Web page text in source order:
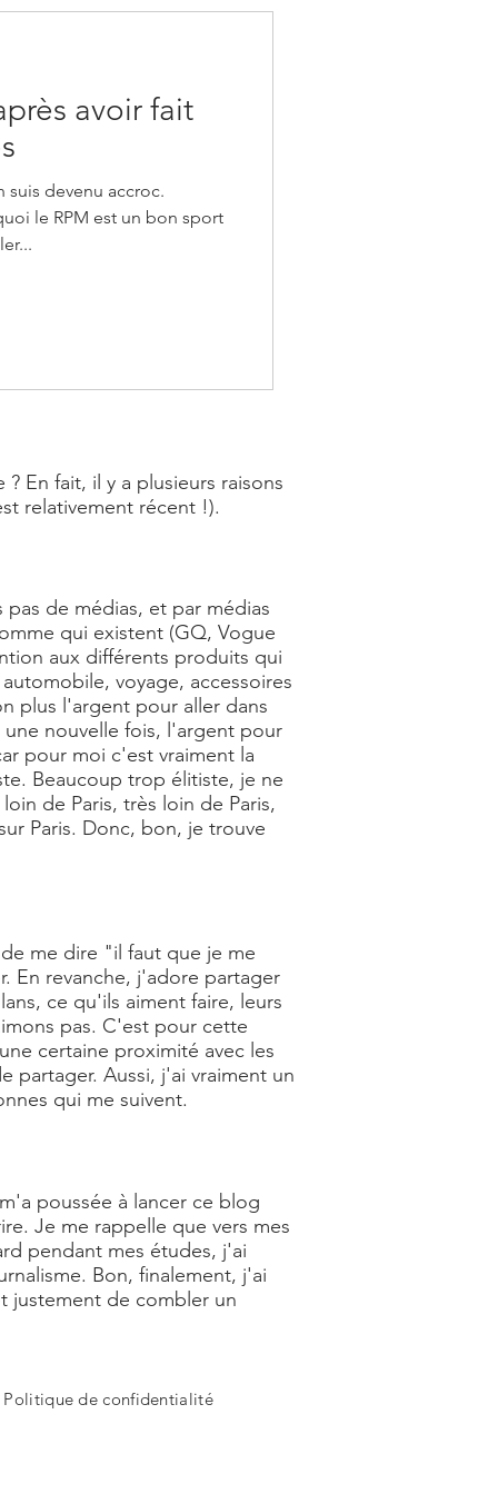
avoir fait
suis devenu accroc.
le RPM est un bon sport
En fait, il y a plusieurs raisons
relativement récent !).
de médias, et par médias
qui existent (GQ, Vogue
aux différents produits qui
voyage, accessoires
plus l'argent pour aller dans
nouvelle fois, l'argent pour
pour moi c'est vraiment la
Beaucoup trop élitiste, je ne
de Paris, très loin de Paris,
Paris. Donc, bon, je trouve
me dire "il faut que je me
En revanche, j'adore partager
ce qu'ils aiment faire, leurs
pas. C'est pour cette
certaine proximité avec les
partager. Aussi, j'ai vraiment un
qui me suivent.
poussée à lancer ce blog
Je me rappelle que vers mes
pendant mes études, j'ai
Bon, finalement, j'ai
justement de combler un
Politique de confidentialité